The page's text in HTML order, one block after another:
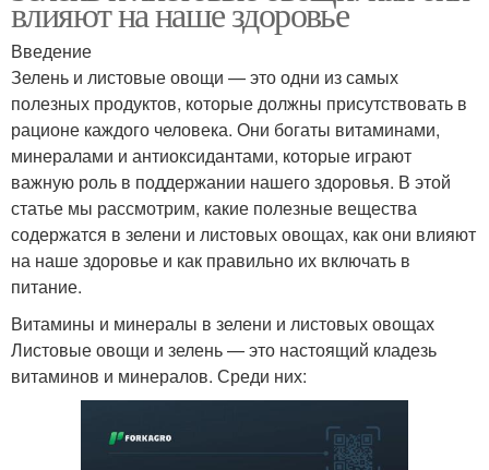
влияют на наше здоровье
Введение
Зелень и листовые овощи — это одни из самых
полезных продуктов, которые должны присутствовать в
рационе каждого человека. Они богаты витаминами,
минералами и антиоксидантами, которые играют
важную роль в поддержании нашего здоровья. В этой
статье мы рассмотрим, какие полезные вещества
содержатся в зелени и листовых овощах, как они влияют
на наше здоровье и как правильно их включать в
питание.
Витамины и минералы в зелени и листовых овощах
Листовые овощи и зелень — это настоящий кладезь
витаминов и минералов. Среди них: